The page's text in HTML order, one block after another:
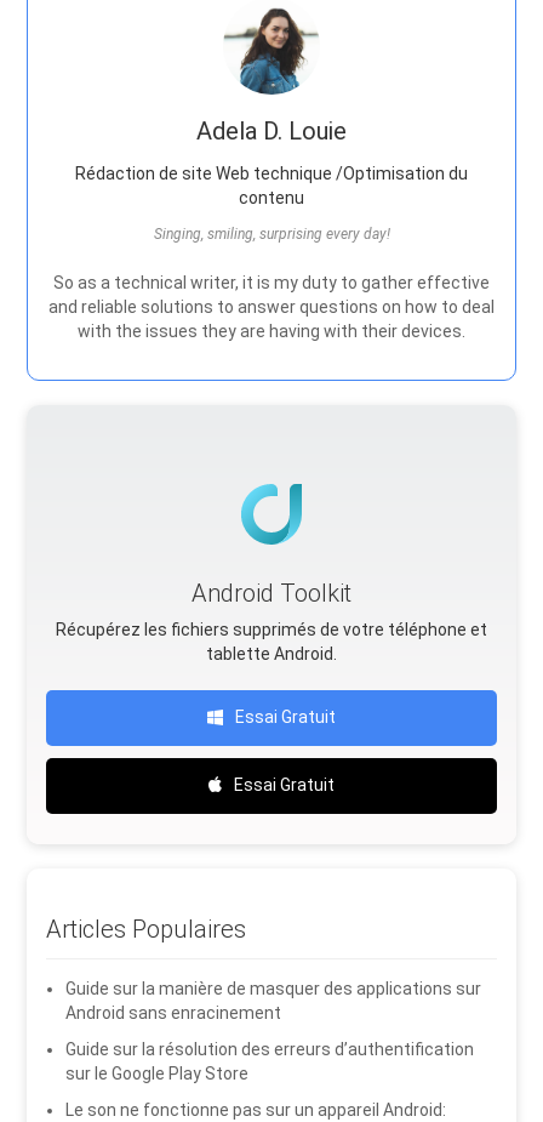
Adela D. Louie
Rédaction de site Web technique /Optimisation du
contenu
Singing, smiling, surprising every day!
So as a technical writer, it is my duty to gather effective
and reliable solutions to answer questions on how to deal
with the issues they are having with their devices.
Android Toolkit
Récupérez les fichiers supprimés de votre téléphone et
tablette Android.
Essai Gratuit
Essai Gratuit
Articles Populaires
Guide sur la manière de masquer des applications sur
Android sans enracinement
Guide sur la résolution des erreurs d’authentification
sur le Google Play Store
Le son ne fonctionne pas sur un appareil Android: